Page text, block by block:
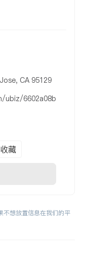
CA 95129
ubiz/6602a08b
收藏
不想放置信息在我们的平